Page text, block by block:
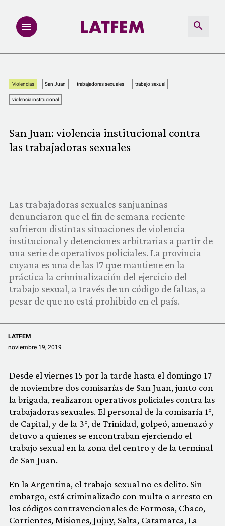
INVESTIGACIONES
REDACCIÓN ABIERTA
PRODUCTOS
COMUNIDAD
QUIÉNES SOMOS
Violencias San Juan trabajadoras sexuales trabajo sexual
violencia institucional
San Juan: violencia institucional contra
las trabajadoras sexuales
Las trabajadoras sexuales sanjuaninas
denunciaron que el fin de semana reciente
sufrieron distintas situaciones de violencia
institucional y detenciones arbitrarias a partir de
una serie de operativos policiales. La provincia
cuyana es una de las 17 que mantiene en la
práctica la criminalización del ejercicio del
trabajo sexual, a través de un código de faltas, a
pesar de que no está prohibido en el país.
LATFEM
noviembre 19, 2019
Desde el viernes 15 por la tarde hasta el domingo 17
de noviembre dos comisarías de San Juan, junto con
la brigada, realizaron operativos policiales contra las
trabajadoras sexuales. El personal de la comisaría 1°,
de Capital, y de la 3°, de Trinidad, golpeó, amenazó y
detuvo a quienes se encontraban ejerciendo el
trabajo sexual en la zona del centro y de la terminal
de San Juan.
En la Argentina, el trabajo sexual no es delito. Sin
embargo, está criminalizado con multa o arresto en
los códigos contravencionales de Formosa, Chaco,
Corrientes, Misiones, Jujuy, Salta, Catamarca, La